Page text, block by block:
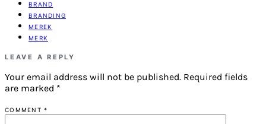
BRAND
BRANDING
MEREK
MERK
LEAVE A REPLY
Your email address will not be published. Required fields
are marked *
COMMENT *